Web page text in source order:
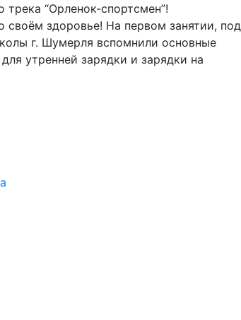
“Орленок-спортсмен”!
своём здоровье! На первом занятии, под
г. Шумерля вспомнили основные
утренней зарядки и зарядки на